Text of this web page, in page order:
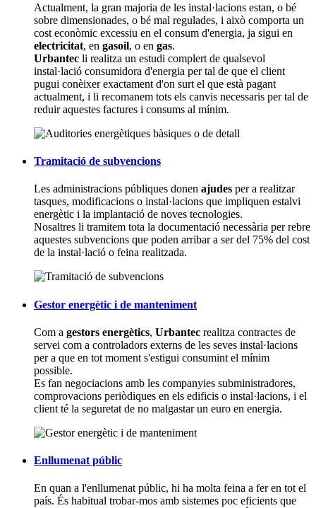
Actualment, la gran majoria de les instal·lacions estan, o bé
sobre dimensionades, o bé mal regulades, i això comporta un
cost econòmic excessiu en el consum d'energia, ja sigui en
electricitat, en gasoil, o en gas.
Urbantec li realitza un estudi complert de qualsevol
instal·lació consumidora d'energia per tal de que el client
pugui conèixer exactament d'on surt el que està pagant
actualment, i li recomanem tots els canvis necessaris per tal de
reduir aquestes factures i consums al mínim.
Tramitació de subvencions
Les administracions públiques donen ajudes per a realitzar
tasques, modificacions o instal·lacions que impliquen estalvi
energètic i la implantació de noves tecnologies.
Nosaltres li tramitem tota la documentació necessària per rebre
aquestes subvencions que poden arribar a ser del 75% del cost
de la instal·lació o feina realitzada.
Gestor energètic i de manteniment
Com a gestors energètics, Urbantec realitza contractes de
servei com a controladors externs de les seves instal·lacions
per a que en tot moment s'estigui consumint el mínim
possible.
Es fan negociacions amb les companyies subministradores,
comprovacions periòdiques en els edificis o instal·lacions, i el
client té la seguretat de no malgastar un euro en energia.
Enllumenat públic
En quan a l'enllumenat públic, hi ha molta feina a fer en tot el
país. És habitual trobar-mos amb sistemes poc eficients que